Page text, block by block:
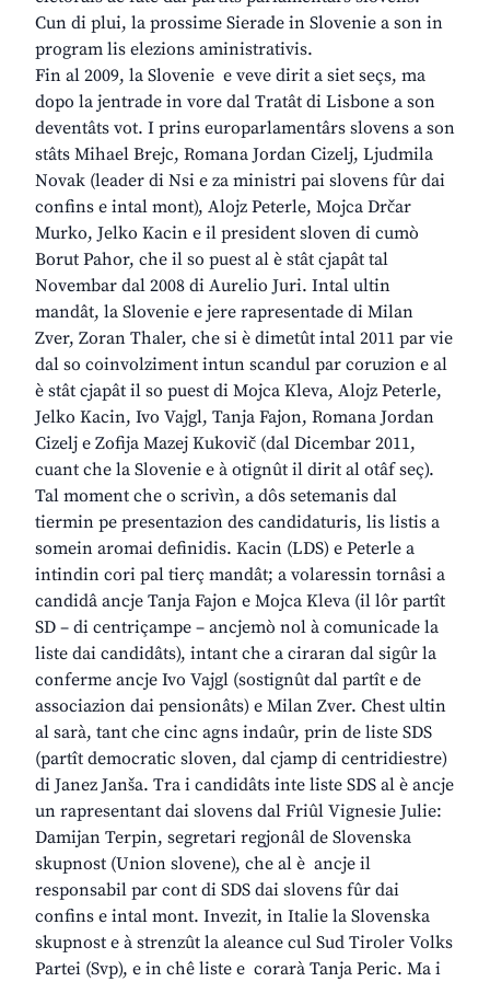
Cun di plui, la prossime Sierade in Slovenie a son in
program lis elezions aministrativis.
Fin al 2009, la Slovenie e veve dirit a siet seçs, ma
dopo la jentrade in vore dal Tratât di Lisbone a son
deventâts vot. I prins europarlamentârs slovens a son
stâts Mihael Brejc, Romana Jordan Cizelj, Ljudmila
Novak (leader di Nsi e za ministri pai slovens fûr dai
confins e intal mont), Alojz Peterle, Mojca Drčar
Murko, Jelko Kacin e il president sloven di cumò
Borut Pahor, che il so puest al è stât cjapât tal
Novembar dal 2008 di Aurelio Juri. Intal ultin
mandât, la Slovenie e jere rapresentade di Milan
Zver, Zoran Thaler, che si è dimetût intal 2011 par vie
dal so coinvolziment intun scandul par coruzion e al
è stât cjapât il so puest di Mojca Kleva, Alojz Peterle,
Jelko Kacin, Ivo Vajgl, Tanja Fajon, Romana Jordan
Cizelj e Zofija Mazej Kukovič (dal Dicembar 2011,
cuant che la Slovenie e à otignût il dirit al otâf seç).
Tal moment che o scrivìn, a dôs setemanis dal
tiermin pe presentazion des candidaturis, lis listis a
somein aromai definidis. Kacin (LDS) e Peterle a
intindin cori pal tierç mandât; a volaressin tornâsi a
candidâ ancje Tanja Fajon e Mojca Kleva (il lôr partît
SD – di centriçampe – ancjemò nol à comunicade la
liste dai candidâts), intant che a ciraran dal sigûr la
conferme ancje Ivo Vajgl (sostignût dal partît e de
associazion dai pensionâts) e Milan Zver. Chest ultin
al sarà, tant che cinc agns indaûr, prin de liste SDS
(partît democratic sloven, dal cjamp di centridiestre)
di Janez Janša. Tra i candidâts inte liste SDS al è ancje
un rapresentant dai slovens dal Friûl Vignesie Julie:
Damijan Terpin, segretari regjonâl de Slovenska
skupnost (Union slovene), che al è ancje il
responsabil par cont di SDS dai slovens fûr dai
confins e intal mont. Invezit, in Italie la Slovenska
skupnost e à strenzût la aleance cul Sud Tiroler Volks
Partei (Svp), e in chê liste e corarà Tanja Peric. Ma i